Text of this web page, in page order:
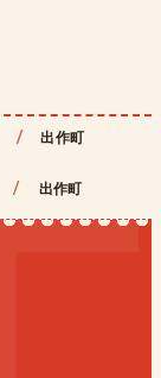
出作町
/ 出作町